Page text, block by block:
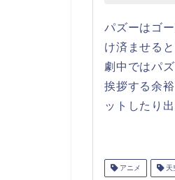
パズーはゴ
け済ませる
劇中ではパ
挨拶する余
ットしたり
アニメ 天